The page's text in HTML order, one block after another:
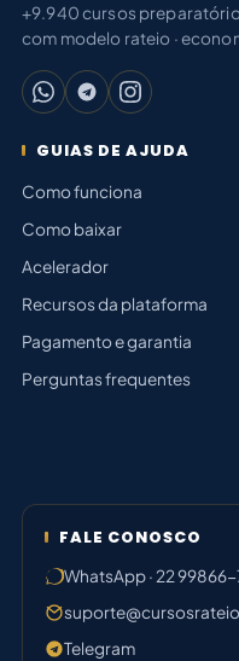
+9.940 cursos
com modelo rateio ·
GUIAS DE AJUDA
Como funciona
Como baixar
Acelerador
Recursos da plataforma
Pagamento e garantia
Perguntas frequentes
FALE CONOSCO
WhatsApp · 22 99866-
Telegram